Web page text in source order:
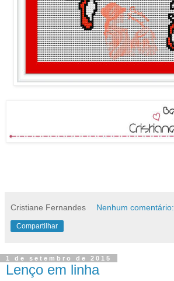
Cristiane Fernandes Nenhum comentário:
Compartilhar
1 de setembro de 2015
Lenço em linha